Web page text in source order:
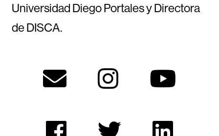
Universidad Diego Portales y Directora
de DISCA.